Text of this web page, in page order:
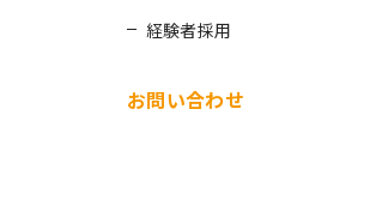
経験者採用
お問い合わせ